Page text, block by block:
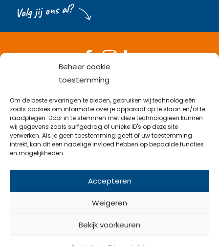
Beheer cookie
toestemming
Om de beste ervaringen te bieden, gebruiken wij technologieën
zoals cookies om informatie over je apparaat op te slaan en/of te
raadplegen. Door in te stemmen met deze technologieën kunnen
wij gegevens zoals surfgedrag of unieke ID's op deze site
verwerken. Als je geen toestemming geeft of uw toestemming
intrekt, kan dit een nadelige invloed hebben op bepaalde functies
en mogelijkheden.
Accepteren
Weigeren
Bekijk voorkeuren
Volg jij ons al?
053-538 38 82
info@emveflex.com
Kom langs op kantoor
Najaarsweg 21 B, 7532 SK Enschede